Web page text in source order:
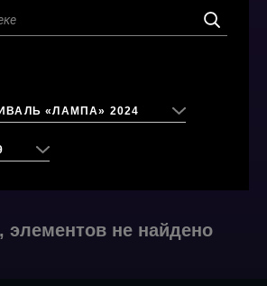
«ЛАМПА» 2024
элементов не найдено